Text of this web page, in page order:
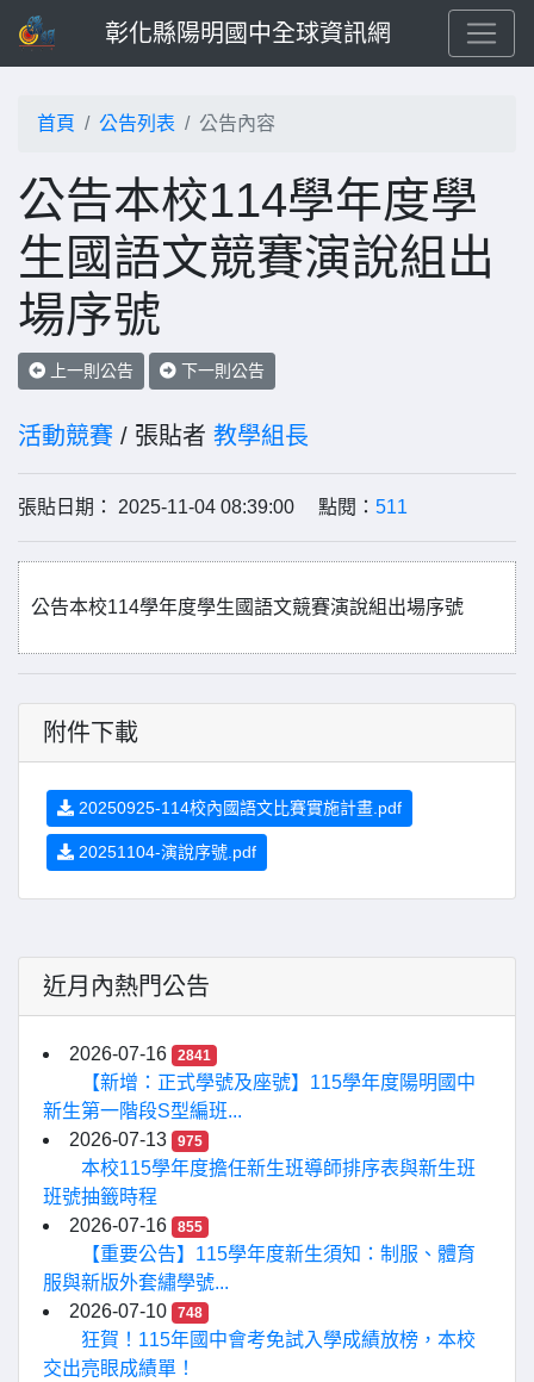
彰化縣陽明國中全球資訊網
首頁 公告列表 公告內容
公告本校114學年度學
生國語文競賽演說組出
場序號
上一則公告 下一則公告
活動競賽 / 張貼者 教學組長
張貼日期： 2025-11-04 08:39:00 點閱： 511
公告本校114學年度學生國語文競賽演說組出場序號
附件下載
20250925-114校內國語文比賽實施計畫.pdf
20251104-演說序號.pdf
近月內熱門公告
2026-07-16 2841
【新增：正式學號及座號】115學年度陽明國中
新生第一階段S型編班...
2026-07-13
975
本校115學年度擔任新生班導師排序表與新生班
班號抽籤時程
2026-07-16
855
【重要公告】115學年度新生須知：制服、體育
服與新版外套繡學號...
2026-07-10
748
狂賀！115年國中會考免試入學成績放榜，本校
交出亮眼成績單！